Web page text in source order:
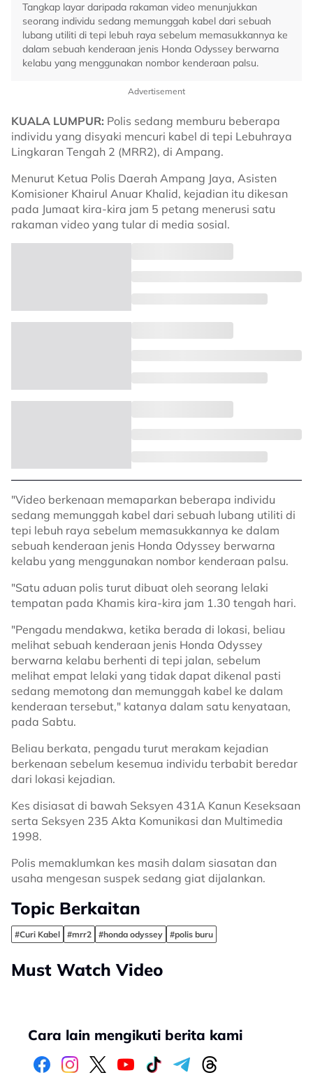
Tangkap layar daripada rakaman video menunjukkan
seorang individu sedang memunggah kabel dari sebuah
lubang utiliti di tepi lebuh raya sebelum memasukkannya ke
dalam sebuah kenderaan jenis Honda Odyssey berwarna
kelabu yang menggunakan nombor kenderaan palsu.
Advertisement
KUALA LUMPUR: Polis sedang memburu beberapa
individu yang disyaki mencuri kabel di tepi Lebuhraya
Lingkaran Tengah 2 (MRR2), di Ampang.
Menurut Ketua Polis Daerah Ampang Jaya, Asisten
Komisioner Khairul Anuar Khalid, kejadian itu dikesan
pada Jumaat kira-kira jam 5 petang menerusi satu
rakaman video yang tular di media sosial.
"Video berkenaan memaparkan beberapa individu
sedang memunggah kabel dari sebuah lubang utiliti di
tepi lebuh raya sebelum memasukkannya ke dalam
sebuah kenderaan jenis Honda Odyssey berwarna
kelabu yang menggunakan nombor kenderaan palsu.
"Satu aduan polis turut dibuat oleh seorang lelaki
tempatan pada Khamis kira-kira jam 1.30 tengah hari.
"Pengadu mendakwa, ketika berada di lokasi, beliau
melihat sebuah kenderaan jenis Honda Odyssey
berwarna kelabu berhenti di tepi jalan, sebelum
melihat empat lelaki yang tidak dapat dikenal pasti
sedang memotong dan memunggah kabel ke dalam
kenderaan tersebut," katanya dalam satu kenyataan,
pada Sabtu.
Beliau berkata, pengadu turut merakam kejadian
berkenaan sebelum kesemua individu terbabit beredar
dari lokasi kejadian.
Kes disiasat di bawah Seksyen 431A Kanun Keseksaan
serta Seksyen 235 Akta Komunikasi dan Multimedia
1998.
Polis memaklumkan kes masih dalam siasatan dan
usaha mengesan suspek sedang giat dijalankan.
Topic Berkaitan
#Curi Kabel #mrr2 #honda odyssey #polis buru
Must Watch Video
Cara lain mengikuti berita kami